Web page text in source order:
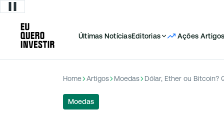
Últimas NotíciasEditorias Ações
Home Artigos Moedas Dólar, Ether ou Bitcoin?
Moedas